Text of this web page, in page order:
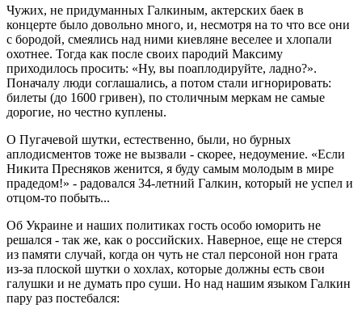
Чужих, не придуманных Галкиным, актерских баек в
концерте было довольно много, и, несмотря на то что все они
с бородой, смеялись над ними киевляне веселее и хлопали
охотнее. Тогда как после своих пародий Максиму
приходилось просить: «Ну, вы поаплодируйте, ладно?».
Поначалу люди соглашались, а потом стали игнорировать:
билеты (до 1600 гривен), по столичным меркам не самые
дорогие, но честно куплены.
О Пугачевой шутки, естественно, были, но бурных
аплодисментов тоже не вызвали - скорее, недоумение. «Если
Никита Пресняков женится, я буду самым молодым в мире
прадедом!» - радовался 34-летний Галкин, который не успел и
отцом-то побыть...
Об Украине и наших политиках гость особо юморить не
решался - так же, как о российских. Наверное, еще не стерся
из памяти случай, когда он чуть не стал персоной нон грата
из-за плоской шутки о хохлах, которые должны есть свои
галушки и не думать про суши. Но над нашим языком Галкин
пару раз постебался: